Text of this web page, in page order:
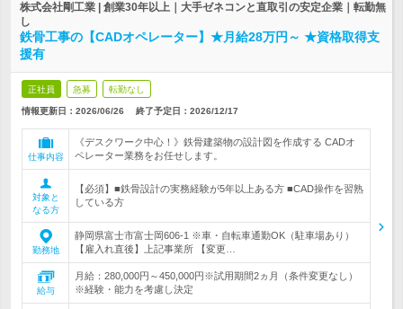
株式会社剛工業 | 創業30年以上｜大手ゼネコンと直取引の安定企業｜転勤無
し
鉄骨工事の【CADオペレーター】★月給28万円～ ★資格取得支
援有
正社員 急募 転勤なし
情報更新日：2026/06/26 終了予定日： 2026/12/17
仕事内容
《デスクワーク中心！》鉄骨建築物の設計図を作成する CADオ
ペレーター業務をお任せします。
対象と
なる方
【必須】■鉄骨設計の実務経験が5年以上ある方 ■CAD操作を習熟
している方
勤務地
静岡県富士市富士岡606-1 ※車・自転車通勤OK（駐車場あり）
【雇入れ直後】上記事業所 【変更…
給与
月給：280,000円～450,000円※試用期間2ヵ月（条件変更なし）
※経験・能力を考慮し決定